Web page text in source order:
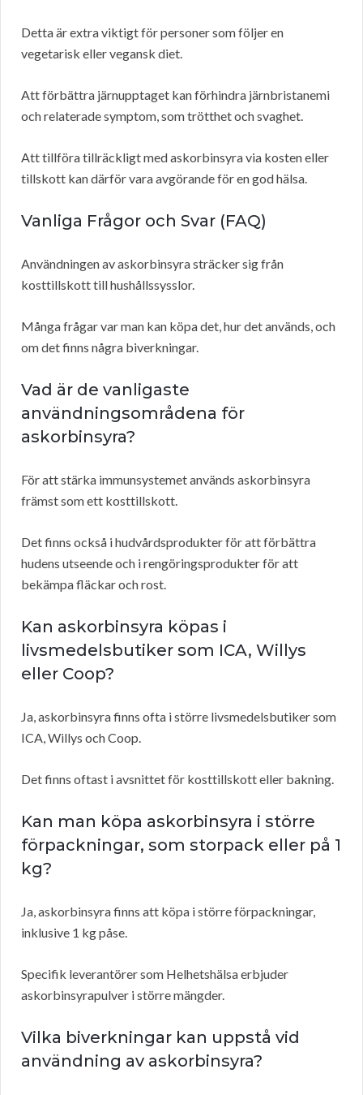
Detta är extra viktigt för personer som följer en
vegetarisk eller vegansk diet.
Att förbättra järnupptaget kan förhindra järnbristanemi
och relaterade symptom, som trötthet och svaghet.
Att tillföra tillräckligt med askorbinsyra via kosten eller
tillskott kan därför vara avgörande för en god hälsa.
Vanliga Frågor och Svar (FAQ)
Användningen av askorbinsyra sträcker sig från
kosttillskott till hushållssysslor.
Många frågar var man kan köpa det, hur det används, och
om det finns några biverkningar.
Vad är de vanligaste
användningsområdena för
askorbinsyra?
För att stärka immunsystemet används askorbinsyra
främst som ett kosttillskott.
Det finns också i hudvårdsprodukter för att förbättra
hudens utseende och i rengöringsprodukter för att
bekämpa fläckar och rost.
Kan askorbinsyra köpas i
livsmedelsbutiker som ICA, Willys
eller Coop?
Ja, askorbinsyra finns ofta i större livsmedelsbutiker som
ICA, Willys och Coop.
Det finns oftast i avsnittet för kosttillskott eller bakning.
Kan man köpa askorbinsyra i större
förpackningar, som storpack eller på 1
kg?
Ja, askorbinsyra finns att köpa i större förpackningar,
inklusive 1 kg påse.
Specifik leverantörer som Helhetshälsa erbjuder
askorbinsyrapulver i större mängder.
Vilka biverkningar kan uppstå vid
användning av askorbinsyra?